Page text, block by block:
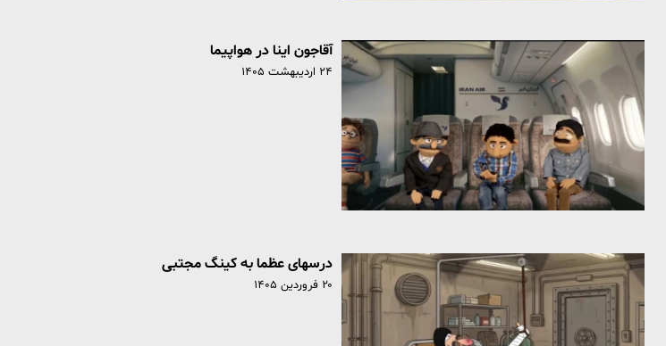
آقاجون اینا در هواپیما
۲۴ اردیبهشت ۱۴۰۵
درسهای عظما به کینگ مجتبی
۲۰ فروردین ۱۴۰۵